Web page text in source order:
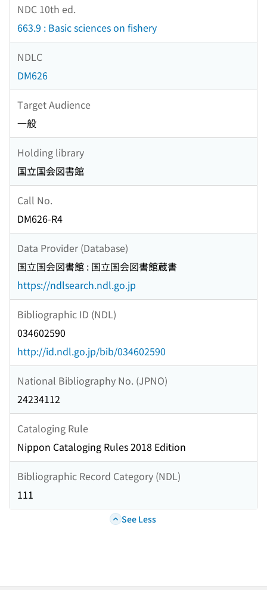
NDC 10th ed.
663.9 : Basic sciences on fishery
NDLC
DM626
Target Audience
一般
Holding library
国立国会図書館
Call No.
DM626-R4
Data Provider (Database)
国立国会図書館 : 国立国会図書館蔵書
https://ndlsearch.ndl.go.jp
Bibliographic ID (NDL)
034602590
http://id.ndl.go.jp/bib/034602590
National Bibliography No. (JPNO)
24234112
Cataloging Rule
Nippon Cataloging Rules 2018 Edition
Bibliographic Record Category (NDL)
111
See Less